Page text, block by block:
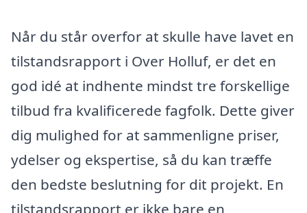
Når du står overfor at skulle have lavet en
tilstandsrapport i Over Holluf, er det en
god idé at indhente mindst tre forskellige
tilbud fra kvalificerede fagfolk. Dette giver
dig mulighed for at sammenligne priser,
ydelser og ekspertise, så du kan træffe
den bedste beslutning for dit projekt. En
tilstandsrapport er ikke bare en